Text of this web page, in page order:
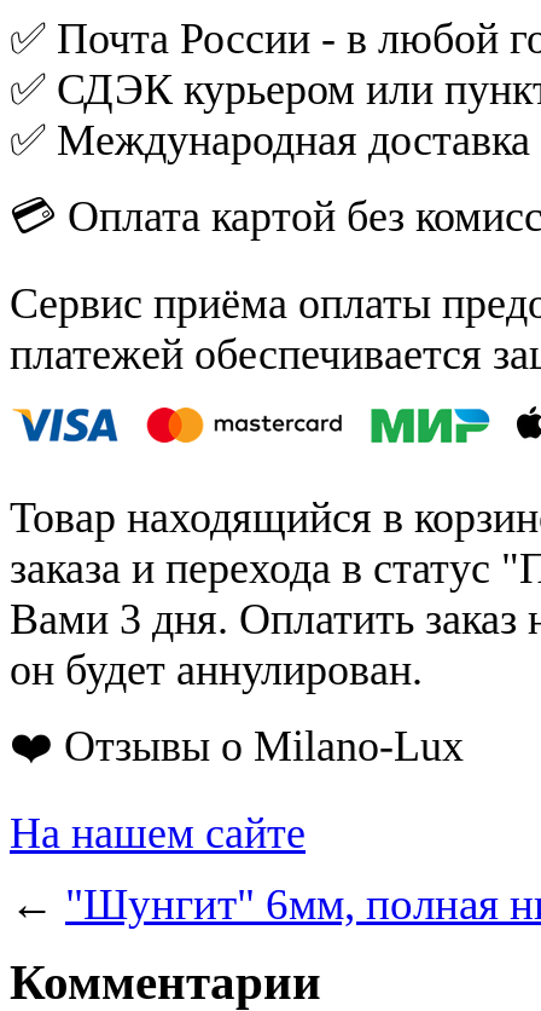
✅ Почта России - в любой
✅ СДЭК курьером или
✅ Международная
💳 Оплата картой без
Сервис приёма оплаты
платежей обеспечивается
Товар находящийся в
заказа и перехода в статус
Вами 3 дня. Оплатить заказ
он будет аннулирован.
❤️ Отзывы о Milano-Lux
На нашем сайте
← "Шунгит" 6мм, полная
Комментарии